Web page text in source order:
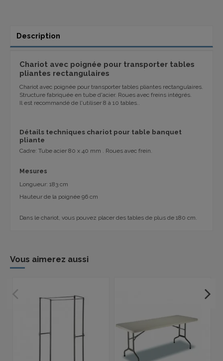
Description
Chariot avec poignée pour transporter tables
pliantes rectangulaires
Chariot avec poignée pour transporter tables pliantes rectangulaires.
Structure fabriquée en tube d'acier. Roues avec freins intégrés.
Il est recommandé de l'utiliser 8 à 10 tables..
Détails techniques chariot pour table banquet
pliante
Cadre: Tube acier 80 x 40 mm . Roues avec frein.
Mesures
Longueur: 183 cm
Hauteur de la poignée 96 cm
Dans le chariot, vous pouvez placer des tables de plus de 180 cm.
Vous aimerez aussi